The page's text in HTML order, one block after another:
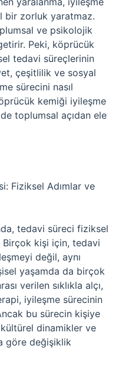
bir zorluk yaratmaz.
ve psikolojik
Peki, köprücük
tedavi süreçlerinin
çeşitlilik ve sosyal
sürecini nasıl
kemiği iyileşme
toplumsal açıdan ele
Fiziksel Adımlar ve
tedavi süreci fiziksel
Birçok kişi için, tedavi
değil, aynı
yaşamda da birçok
verilen sıklıkla alçı,
iyileşme sürecinin
bu sürecin kişiye
dinamikler ve
göre değişiklik